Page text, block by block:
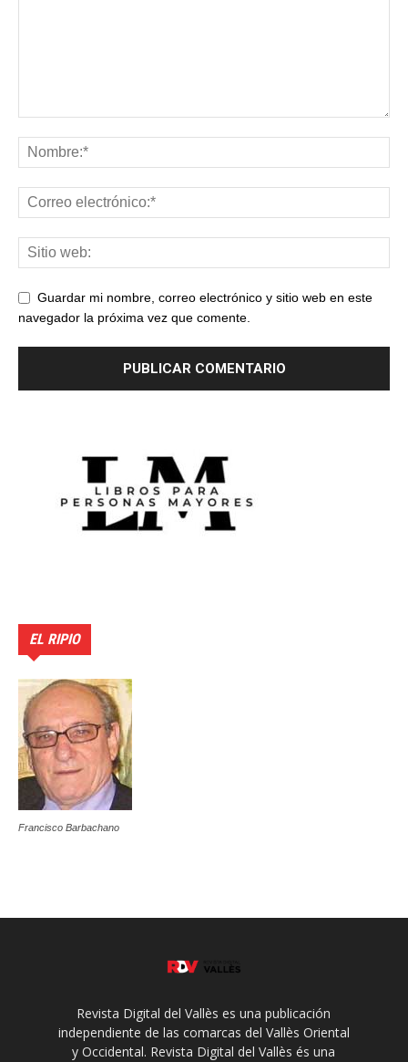
Guardar mi nombre, correo electrónico y sitio web en este
navegador la próxima vez que comente.
EL RIPIO
Francisco Barbachano
Revista Digital del Vallès es una publicación
independiente de las comarcas del Vallès Oriental
y Occidental. Revista Digital del Vallès és una